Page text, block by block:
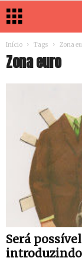
Início Tags Zona
Zona euro
Será